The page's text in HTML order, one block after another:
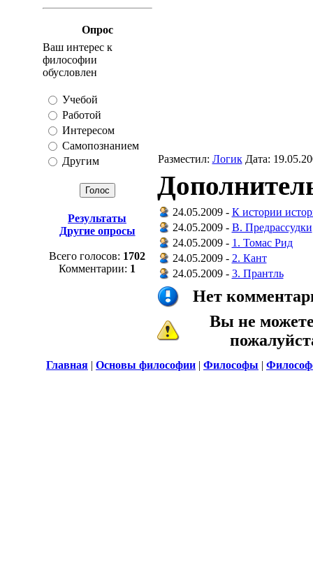
Опрос
Ваш интерес к
философии
обусловлен
Учебой
Работой
Интересом
Самопознанием
Другим
Результаты
Другие опросы
Всего голосов: 1702
Комментарии: 1
Разместил: ЛогикДата:
24.05.2009 - К истории
24.05.2009 - B. Предрассудки
24.05.2009 - 1. Томас Рид
24.05.2009 - 2. Кант
24.05.2009 - 3. Прантль
Нет
Вы не
Главная | Основы философии | Философы |